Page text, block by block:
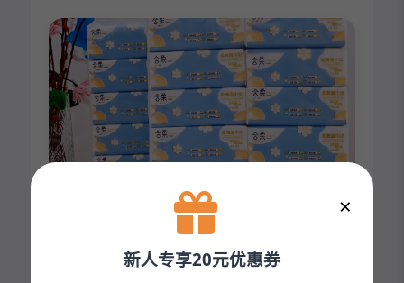
合柔126型一提12包 ×
新人专享20元优惠券